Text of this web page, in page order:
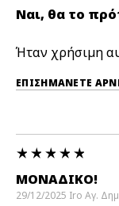
Ναι, θα το
Ήταν χρήσιμη
ΜΟΝΑΔΙΚΌ!
29/12/2025 Iro Αγ.